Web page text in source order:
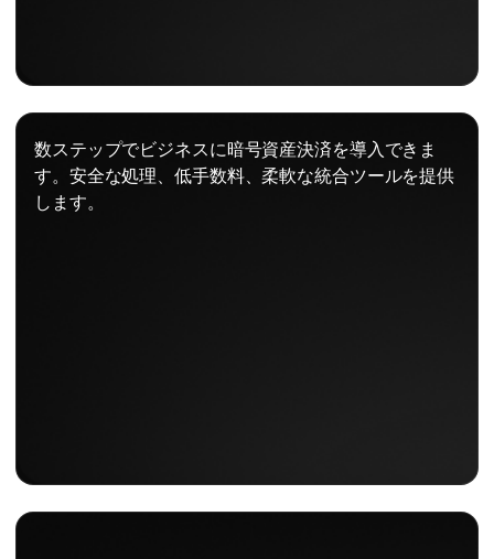
数ステップでビジネスに暗号資産決済を導入できま
す。安全な処理、低手数料、柔軟な統合ツールを提供
します。